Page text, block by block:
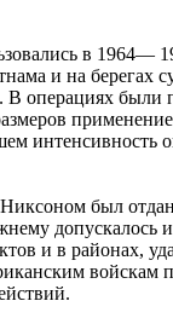
в 1964—
и на берегах
В операциях
применение
интенсивность
был
допускалось
и в районах,
войскам